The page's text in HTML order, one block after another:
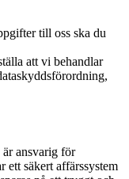
till oss ska du
att vi behandlar
ansvarig för
ett säkert affärssystem